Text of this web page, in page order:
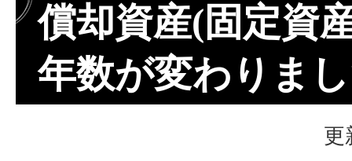
償却資産(固定資
年数が変わりま
更